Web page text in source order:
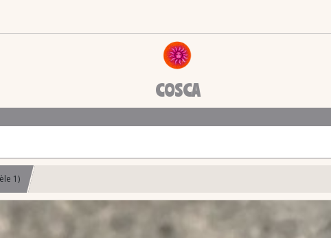
COSCA
1)